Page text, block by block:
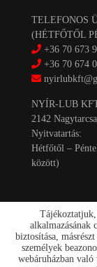
TELEFONOS
(HÉTFŐTŐL
+36 70 673
+36 70 674
NYÍR-LUB
2142
Nyitvatartás:
Hétfőtől –
között)
Kapcsolat
Akciók
alkalmazásának
biztosítása,
személyek
webáruházban